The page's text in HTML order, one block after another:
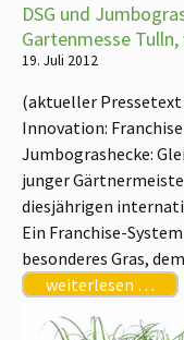
DSG und
Gartenmesse
19. Juli 2012
(aktueller
Innovation:
Jumbograshecke:
junger
diesjährigen
Ein Franchise-
besonderes Gras,
weiterlesen …